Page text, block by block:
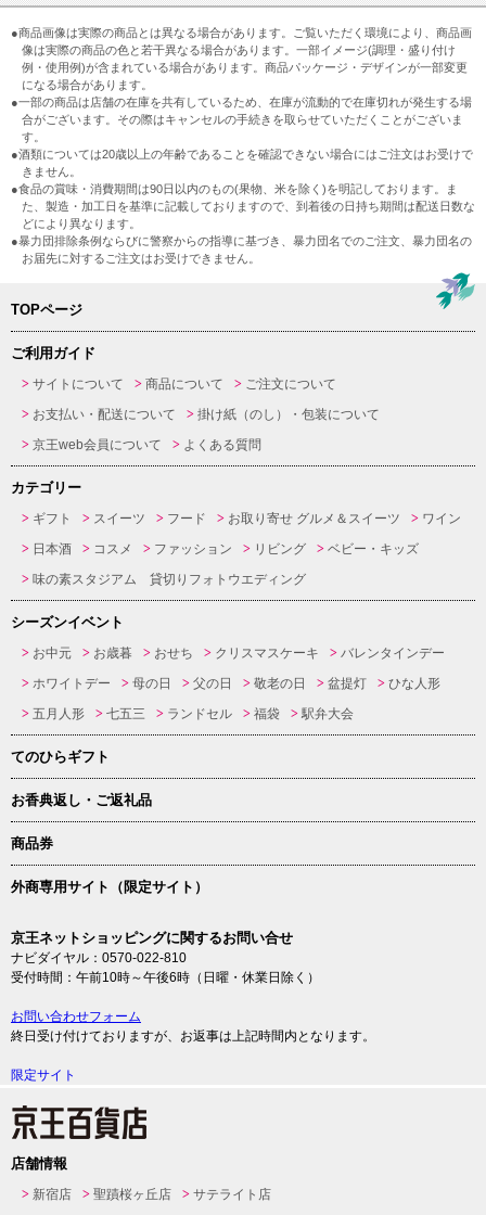
●商品画像は実際の商品とは異なる場合があります。ご覧いただく環境により、商品画
像は実際の商品の色と若干異なる場合があります。一部イメージ(調理・盛り付け
例・使用例)が含まれている場合があります。商品パッケージ・デザインが一部変更
になる場合があります。
●一部の商品は店舗の在庫を共有しているため、在庫が流動的で在庫切れが発生する場
合がございます。その際はキャンセルの手続きを取らせていただくことがございま
す。
●酒類については20歳以上の年齢であることを確認できない場合にはご注文はお受けで
きません。
●食品の賞味・消費期間は90日以内のもの(果物、米を除く)を明記しております。ま
た、製造・加工日を基準に記載しておりますので、到着後の日持ち期間は配送日数な
どにより異なります。
●暴力団排除条例ならびに警察からの指導に基づき、暴力団名でのご注文、暴力団名の
お届先に対するご注文はお受けできません。
TOPページ
ご利用ガイド
サイトについて 商品について
ご注文について
お支払い・配送について
掛け紙（のし）・包装について
京王web会員について
よくある質問
カテゴリー
ギフト スイーツ フード お取り寄せ グルメ＆スイーツ
ワイン
日本酒
コスメ ファッション リビング
ベビー・キッズ
味の素スタジアム 貸切りフォトウエディング
シーズンイベント
お中元 お歳暮 おせち クリスマスケーキ
バレンタインデー
ホワイトデー
母の日 父の日 敬老の日 盆提灯
ひな人形
五月人形
七五三 ランドセル 福袋 駅弁大会
てのひらギフト
お香典返し・ご返礼品
商品券
外商専用サイト（限定サイト）
京王ネットショッピングに関するお問い合せ
ナビダイヤル：0570-022-810
受付時間：午前10時～午後6時（日曜・休業日除く）
お問い合わせフォーム
終日受け付けておりますが、お返事は上記時間内となります。
限定サイト
店舗情報
新宿店 聖蹟桜ヶ丘店 サテライト店